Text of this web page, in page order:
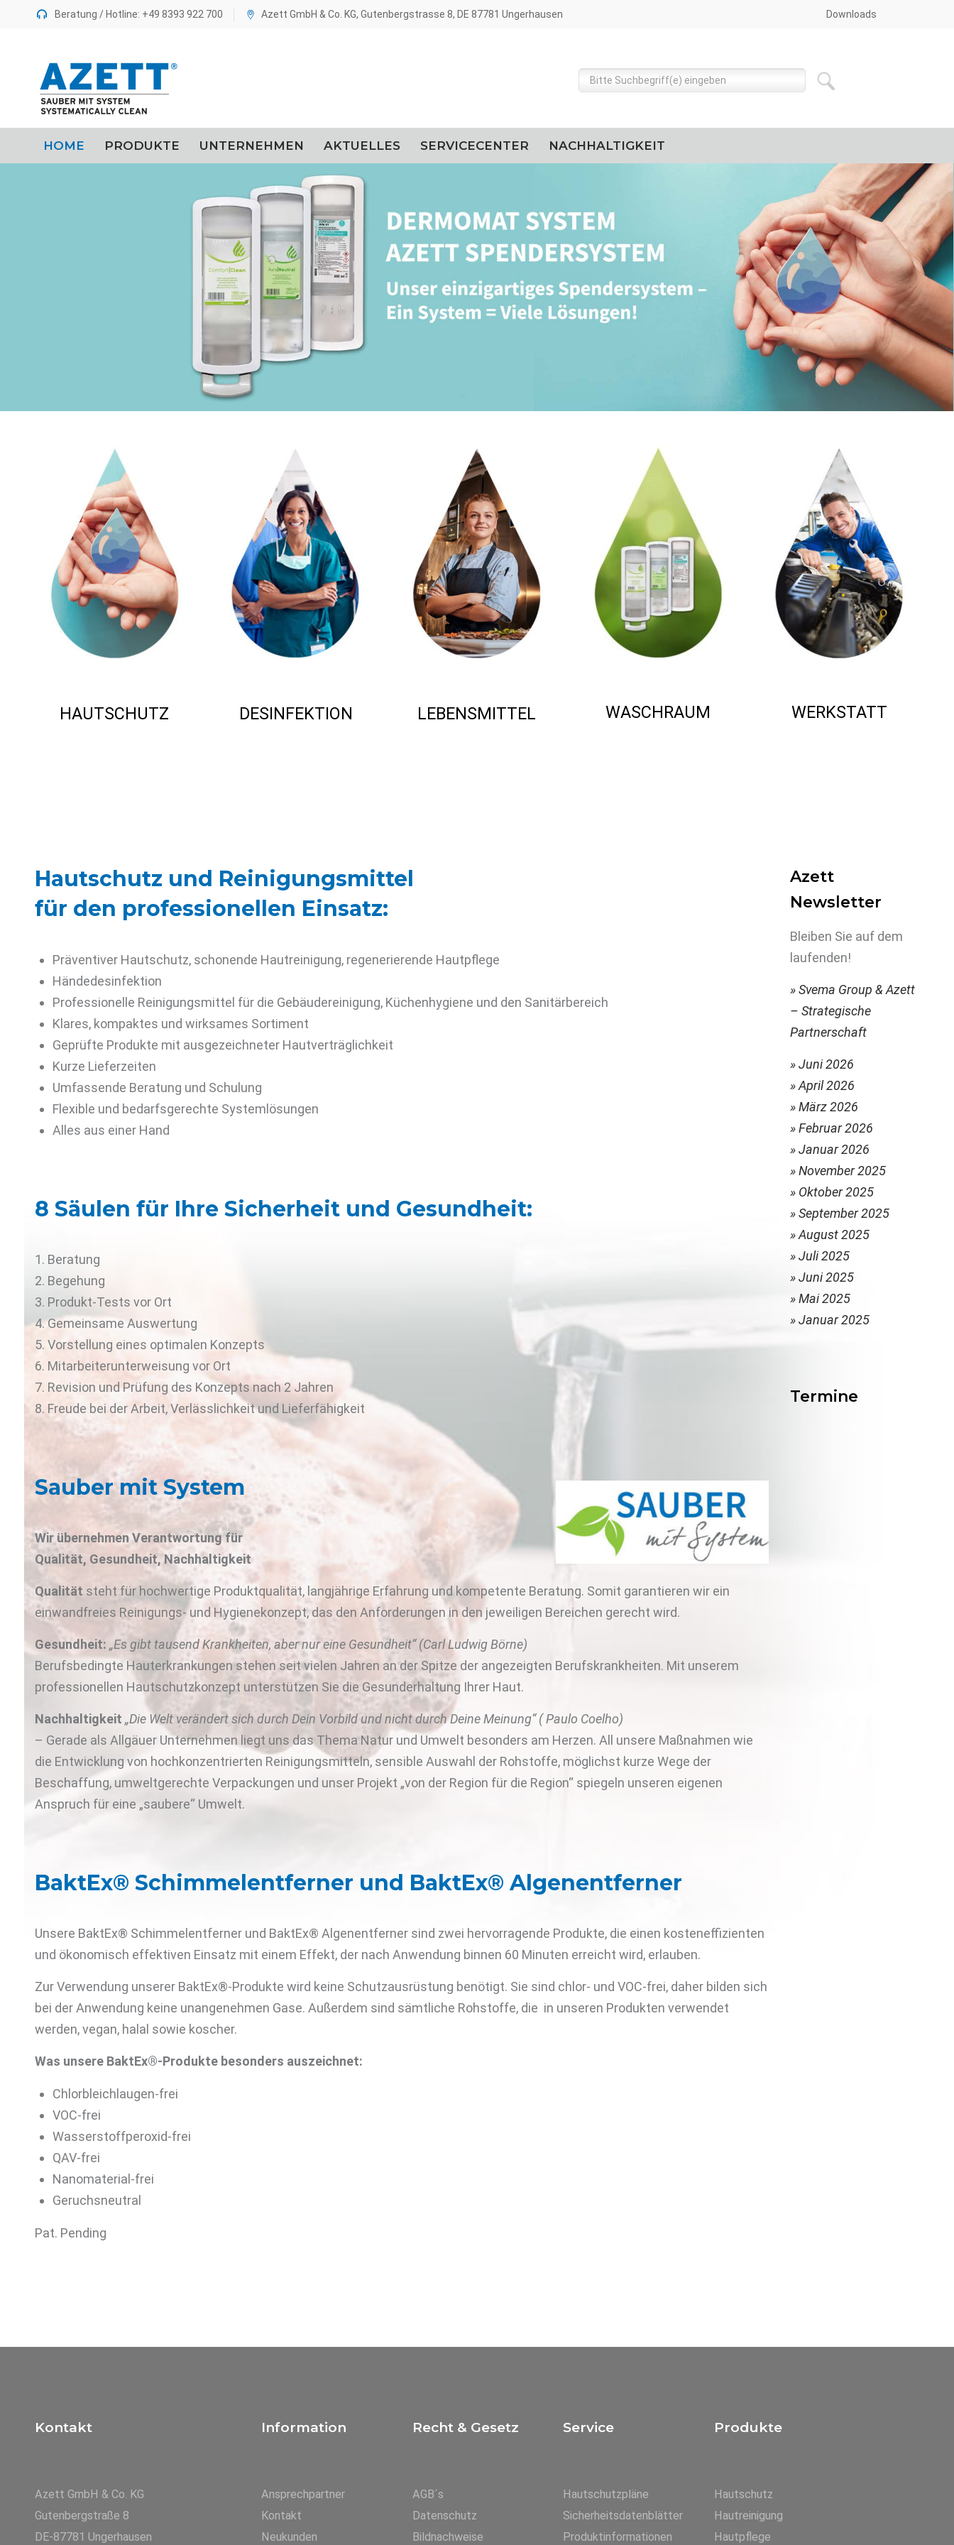
springen
Beratung / Hotline: +49 8393 922 700 Azett GmbH & Co. KG, Gutenbergstrasse 8, DE 87781 Ungerhausen Downloads
HOME PRODUKTE UNTERNEHMEN AKTUELLES SERVICECENTER NACHHALTIGKEIT
HAUTSCHUTZ DESINFEKTION LEBENSMITTEL WASCHRAUM WERKSTATT
Hautschutz und Reinigungsmittel
für den professionellen Einsatz:
Präventiver Hautschutz, schonende Hautreinigung, regenerierende Hautpflege
Händedesinfektion
Professionelle Reinigungsmittel für die Gebäudereinigung, Küchenhygiene und den Sanitärbereich
Klares, kompaktes und wirksames Sortiment
Geprüfte Produkte mit ausgezeichneter Hautverträglichkeit
Kurze Lieferzeiten
Umfassende Beratung und Schulung
Flexible und bedarfsgerechte Systemlösungen
Alles aus einer Hand
8 Säulen für Ihre Sicherheit und Gesundheit:
1. Beratung
2. Begehung
3. Produkt-Tests vor Ort
4. Gemeinsame Auswertung
5. Vorstellung eines optimalen Konzepts
6. Mitarbeiterunterweisung vor Ort
7. Revision und Prüfung des Konzepts nach 2 Jahren
8. Freude bei der Arbeit, Verlässlichkeit und Lieferfähigkeit
Sauber mit System
Wir übernehmen Verantwortung für
Qualität, Gesundheit, Nachhaltigkeit
Qualität steht für hochwertige Produktqualität, langjährige Erfahrung und kompetente Beratung. Somit garantieren wir ein
einwandfreies Reinigungs- und Hygienekonzept, das den Anforderungen in den jeweiligen Bereichen gerecht wird.
Gesundheit: „Es gibt tausend Krankheiten, aber nur eine Gesundheit“ (Carl Ludwig Börne)
Berufsbedingte Hauterkrankungen stehen seit vielen Jahren an der Spitze der angezeigten Berufskrankheiten. Mit unserem
professionellen Hautschutzkonzept unterstützen Sie die Gesunderhaltung Ihrer Haut.
Nachhaltigkeit „Die Welt verändert sich durch Dein Vorbild und nicht durch Deine Meinung“ ( Paulo Coelho)
– Gerade als Allgäuer Unternehmen liegt uns das Thema Natur und Umwelt besonders am Herzen. All unsere Maßnahmen wie
die Entwicklung von hochkonzentrierten Reinigungsmitteln, sensible Auswahl der Rohstoffe, möglichst kurze Wege der
Beschaffung, umweltgerechte Verpackungen und unser Projekt „von der Region für die Region“ spiegeln unseren eigenen
Anspruch für eine „saubere“ Umwelt.
BaktEx® Schimmelentferner und BaktEx® Algenentferner
Unsere BaktEx® Schimmelentferner und BaktEx® Algenentferner sind zwei hervorragende Produkte, die einen kosteneffizienten
und ökonomisch effektiven Einsatz mit einem Effekt, der nach Anwendung binnen 60 Minuten erreicht wird, erlauben.
Zur Verwendung unserer BaktEx®-Produkte wird keine Schutzausrüstung benötigt. Sie sind chlor- und VOC-frei, daher bilden sich
bei der Anwendung keine unangenehmen Gase. Außerdem sind sämtliche Rohstoffe, die in unseren Produkten verwendet
werden, vegan, halal sowie koscher.
Was unsere BaktEx®-Produkte besonders auszeichnet:
Chlorbleichlaugen-frei
VOC-frei
Wasserstoffperoxid-frei
QAV-frei
Nanomaterial-frei
Geruchsneutral
Pat. Pending
Azett
Newsletter
Bleiben Sie auf dem
laufenden!
» Svema Group & Azett
– Strategische
Partnerschaft
» Juni 2026
» April 2026
» März 2026
» Februar 2026
» Januar 2026
» November 2025
» Oktober 2025
» September 2025
» August 2025
» Juli 2025
» Juni 2025
» Mai 2025
» Januar 2025
Termine
Kontakt
Azett GmbH & Co. KG
Gutenbergstraße 8
DE-87781 Ungerhausen
Information
Ansprechpartner
Kontakt
Neukunden
Recht & Gesetz
AGB´s
Datenschutz
Bildnachweise
Service
Hautschutzpläne
Sicherheitsdatenblätter
Produktinformationen
Produkte
Hautschutz
Hautreinigung
Hautpflege